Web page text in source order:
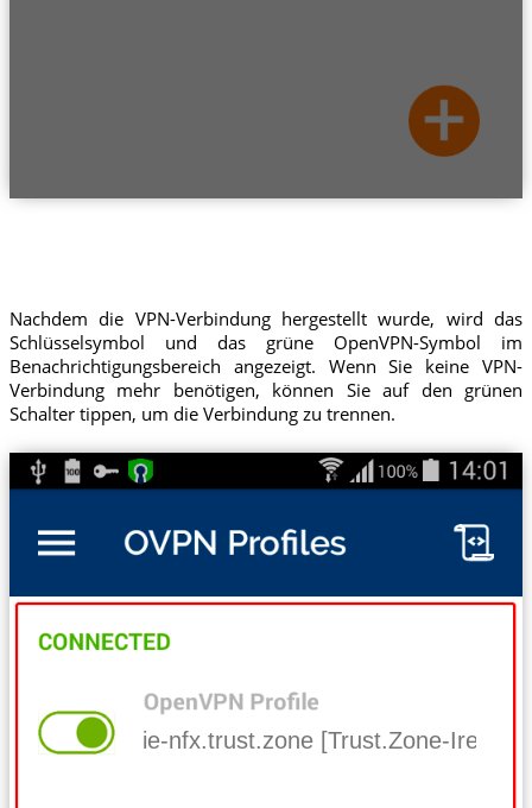
Nachdem die VPN-Verbindung hergestellt wurde, wird das
Schlüsselsymbol und das grüne OpenVPN-Symbol im
Benachrichtigungsbereich angezeigt. Wenn Sie keine VPN-
Verbindung mehr benötigen, können Sie auf den grünen
Schalter tippen, um die Verbindung zu trennen.
ie-nfx.trust.zone [Trust.Zone-